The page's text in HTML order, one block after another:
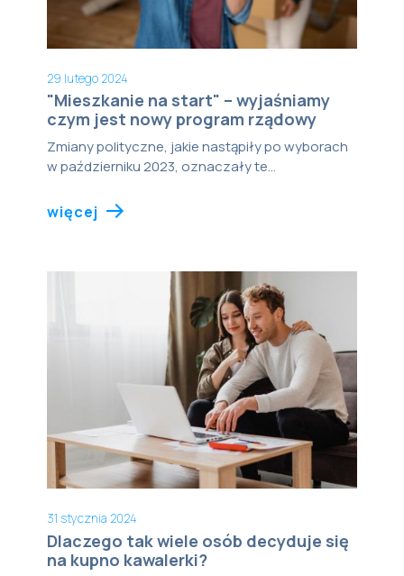
29 lutego 2024
"Mieszkanie na start" – wyjaśniamy
czym jest nowy program rządowy
Zmiany polityczne, jakie nastąpiły po wyborach
w październiku 2023, oznaczały te...
więcej
31 stycznia 2024
Dlaczego tak wiele osób decyduje się
na kupno kawalerki?